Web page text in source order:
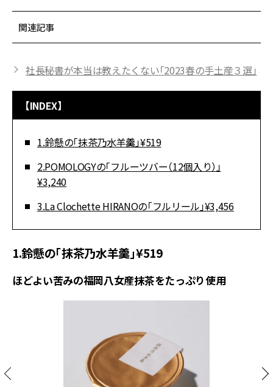
関連記事
社長秘書が本当は教えたくない「2023春の手土産３選」
【INDEX】
1.鈴懸の「抹茶乃水羊羹」¥519
2.POMOLOGYの「フルーツバー（12個入り）」
¥3,240
3.La Clochette HIRANOの「フルリール」¥3,456
1.鈴懸の「抹茶乃水羊羹」¥519
ほどよい苦みの福岡八女産抹茶をたっぷり使用